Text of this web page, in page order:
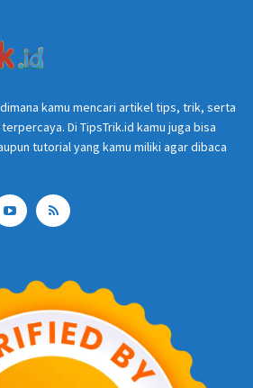
kamu mencari artikel tips, trik, serta
Di TipsTrik.id kamu juga bisa
tutorial yang kamu miliki agar dibaca